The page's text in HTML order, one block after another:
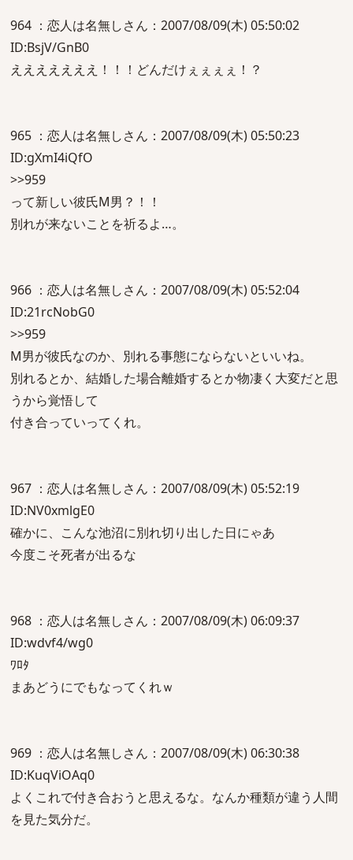
964 ：恋人は名無しさん：2007/08/09(木) 05:50:02
ID:BsjV/GnB0
えええええええ！！！どんだけぇぇぇぇ！？
965 ：恋人は名無しさん：2007/08/09(木) 05:50:23
ID:gXmI4iQfO
>>959
って新しい彼氏M男？！！
別れが来ないことを祈るよ…。
966 ：恋人は名無しさん：2007/08/09(木) 05:52:04
ID:21rcNobG0
>>959
M男が彼氏なのか、別れる事態にならないといいね。
別れるとか、結婚した場合離婚するとか物凄く大変だと思
うから覚悟して
付き合っていってくれ。
967 ：恋人は名無しさん：2007/08/09(木) 05:52:19
ID:NV0xmlgE0
確かに、こんな池沼に別れ切り出した日にゃあ
今度こそ死者が出るな
968 ：恋人は名無しさん：2007/08/09(木) 06:09:37
ID:wdvf4/wg0
ﾜﾛﾀ
まあどうにでもなってくれｗ
969 ：恋人は名無しさん：2007/08/09(木) 06:30:38
ID:KuqViOAq0
よくこれで付き合おうと思えるな。なんか種類が違う人間
を見た気分だ。